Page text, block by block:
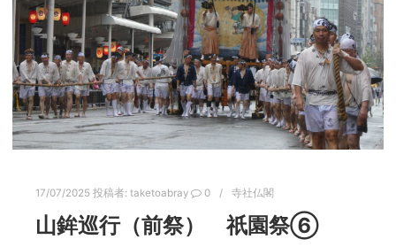
17/07/2025 投稿者: taketoabray 0 寺社仏閣
山鉾巡行（前祭） 祇園祭⑥